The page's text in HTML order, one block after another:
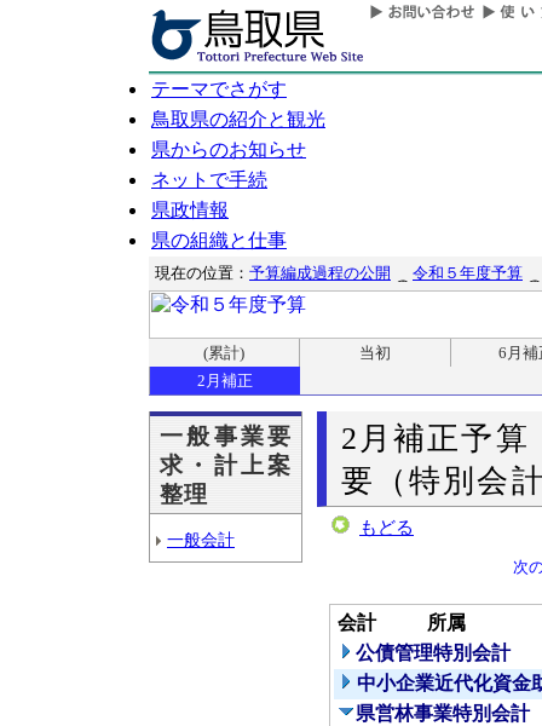
テーマでさがす
鳥取県の紹介と観光
県からのお知らせ
ネットで手続
県政情報
県の組織と仕事
現在の位置： 予算編成過程の公開 令和５年度予算
(累計) 当初
6月補
2月補正
一般事業要
求・計上案
整理
一般会計
2月補正予
要（特別会
もどる
次
会計
所属
公債管理特別会計
中小企業近代化資金
県営林事業特別会計